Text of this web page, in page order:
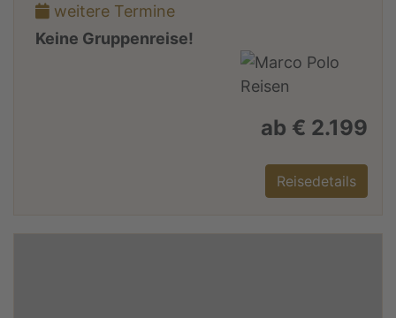
weitere Termine
Keine Gruppenreise!
ab € 2.199
Reisedetails